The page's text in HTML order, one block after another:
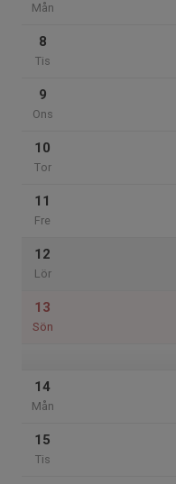
Mån
8
Tis
9
Ons
10
Tor
11
Fre
12
Lör
13
Sön
14
Mån
15
Tis